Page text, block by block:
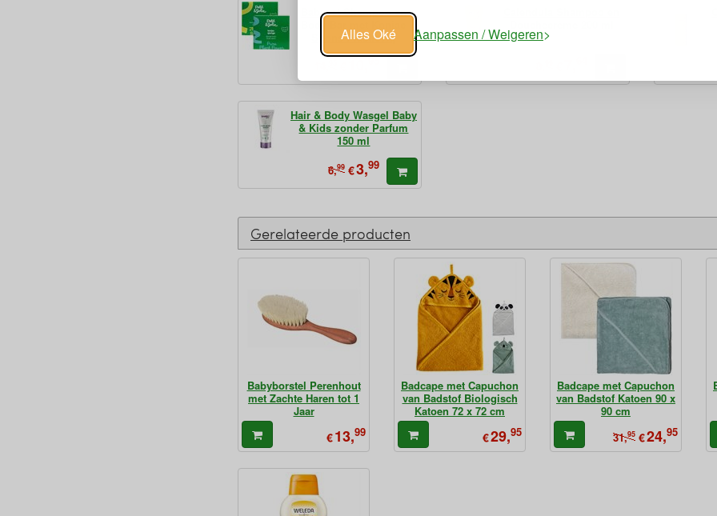
Alles Oké Aanpassen / Weigeren
Babyset Shampoo en
Body Bar met Konjac
Spons Plasticvrij
95
Hair & Body Wasgel Baby
& Kids zonder Parfum
150 ml
6,99 €3,99
Gerelateerde producten
Babyborstel Perenhout
met Zachte Haren tot 1
Jaar
€13,99
Badcape met Capuchon
van Badstof Biologisch
Katoen 72 x 72 cm
€29,95
Badcape met Capuchon
van Badstof Katoen 90 x
90 cm
31,95 €24,95